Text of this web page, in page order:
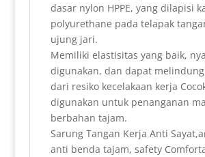
y
dasar nylon HPPE, yang dilapisi
polyurethane pada telapak
ujung jari.
Memiliki elastisitas yang baik,
digunakan, dan dapat
dari resiko kecelakaan kerja
digunakan untuk penanganan
berbahan tajam.
Sarung Tangan Kerja Anti
anti benda tajam, safety